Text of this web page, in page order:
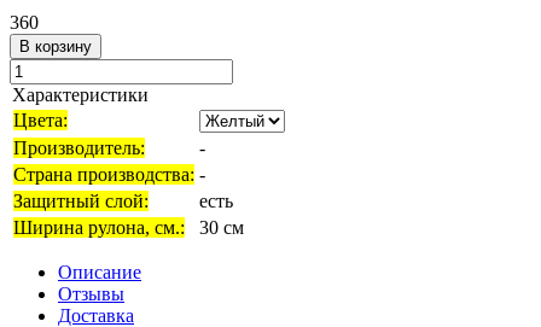
360
В корзину
Характеристики
Цвета:
Производитель:
-
Страна производства: -
Защитный слой:
есть
Ширина рулона, см.:
30 см
Описание
Отзывы
Доставка